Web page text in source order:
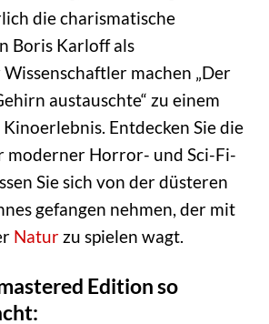
die charismatische
Boris Karloff als
machen „Der
austauschte“ zu einem
Entdecken Sie die
moderner Horror- und Sci-Fi-
Sie sich von der düsteren
gefangen nehmen, der mit
Natur zu spielen wagt.
Edition so